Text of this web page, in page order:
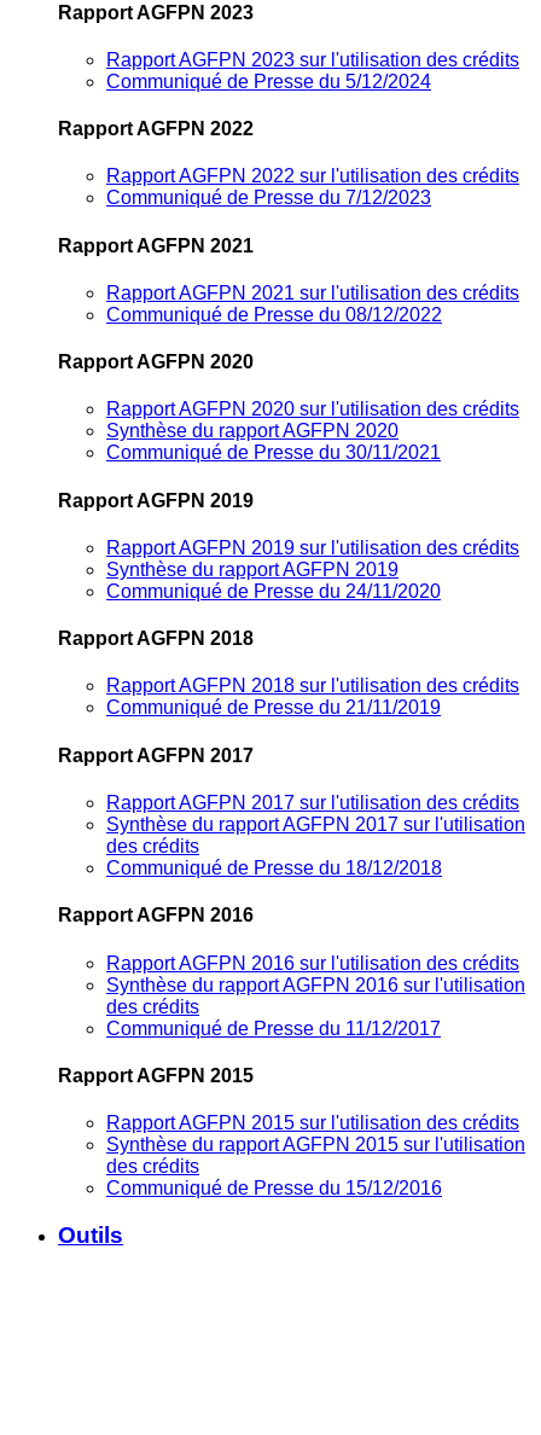
Rapport AGFPN 2023
Rapport AGFPN 2023 sur l'utilisation des crédits
Communiqué de Presse du 5/12/2024
Rapport AGFPN 2022
Rapport AGFPN 2022 sur l'utilisation des crédits
Communiqué de Presse du 7/12/2023
Rapport AGFPN 2021
Rapport AGFPN 2021 sur l'utilisation des crédits
Communiqué de Presse du 08/12/2022
Rapport AGFPN 2020
Rapport AGFPN 2020 sur l'utilisation des crédits
Synthèse du rapport AGFPN 2020
Communiqué de Presse du 30/11/2021
Rapport AGFPN 2019
Rapport AGFPN 2019 sur l'utilisation des crédits
Synthèse du rapport AGFPN 2019
Communiqué de Presse du 24/11/2020
Rapport AGFPN 2018
Rapport AGFPN 2018 sur l'utilisation des crédits
Communiqué de Presse du 21/11/2019
Rapport AGFPN 2017
Rapport AGFPN 2017 sur l'utilisation des crédits
Synthèse du rapport AGFPN 2017 sur l'utilisation
des crédits
Communiqué de Presse du 18/12/2018
Rapport AGFPN 2016
Rapport AGFPN 2016 sur l'utilisation des crédits
Synthèse du rapport AGFPN 2016 sur l'utilisation
des crédits
Communiqué de Presse du 11/12/2017
Rapport AGFPN 2015
Rapport AGFPN 2015 sur l'utilisation des crédits
Synthèse du rapport AGFPN 2015 sur l'utilisation
des crédits
Communiqué de Presse du 15/12/2016
Outils